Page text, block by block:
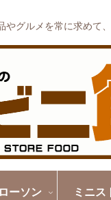
グルメを常に求めて
ローソン ミニス